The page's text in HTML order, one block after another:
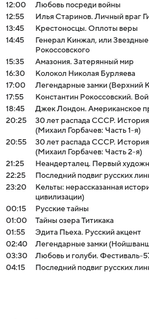
12:00
Любовь посреди войны
12:55
Илья Старинов. Личный враг
13:45
Крестоносцы. Оплоты веры
14:45
Генерал Кинжал, или
Рокоссовского
15:35
Амазония. Затерянный мир
16:30
Колокол Николая Бурляева
17:00
Легендарные замки (Верхний
17:55
Константин Рокоссовский.
18:45
Джек Лондон. Американское
20:25
30 лет распада СССР. История
(Михаил Горбачев: Часть 1-я)
20:55
30 лет распада СССР. История
(Михаил Горбачев: Часть 2-я)
21:25
Неандерталец. Первый
22:25
Последний подвиг русских
23:20
Кельты: нерассказанная
цивилизации)
00:15
Русские тайны
01:00
Тайны озера Титикака
01:55
Эдита Пьеха. Русский акцент
02:40
Легендарные замки
03:30
Любовь и голуби. Фестиваль-
04:15
Последний подвиг русских